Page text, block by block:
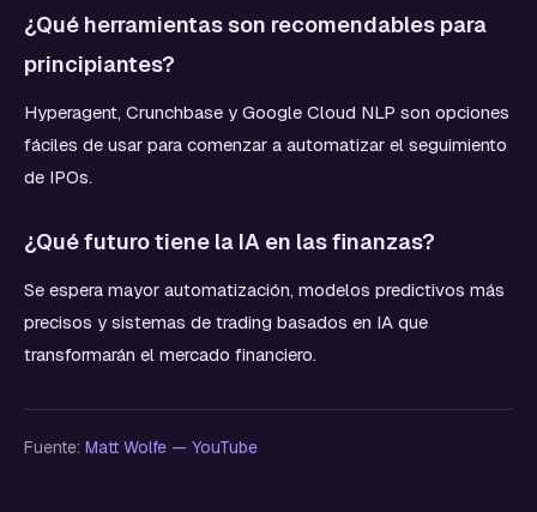
¿Qué herramientas son recomendables para
principiantes?
Hyperagent, Crunchbase y Google Cloud NLP son opciones
fáciles de usar para comenzar a automatizar el seguimiento
de IPOs.
¿Qué futuro tiene la IA en las finanzas?
Se espera mayor automatización, modelos predictivos más
precisos y sistemas de trading basados en IA que
transformarán el mercado financiero.
Fuente: Matt Wolfe — YouTube